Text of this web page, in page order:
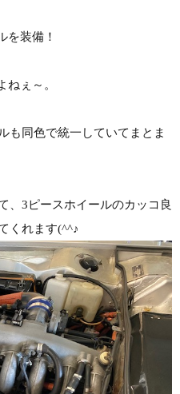
を装備！
ねぇ～。
も同色で統一していてまとま
、3ピースホイールのカッコ良
くれます(^^♪